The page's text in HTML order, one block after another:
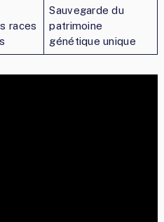
races
Sauvegarde du
patrimoine
génétique unique